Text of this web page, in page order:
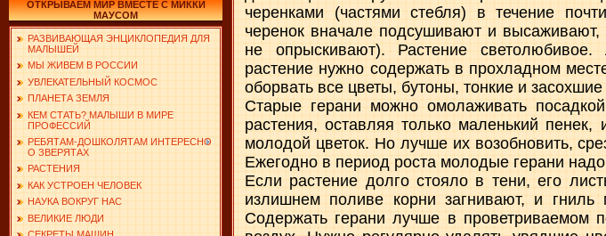
ОТКРЫВАЕМ МИР ВМЕСТЕ С МИККИ
МАУСОМ
РАЗВИВАЮЩАЯ ЭНЦИКЛОПЕДИЯ ДЛЯ
МАЛЫШЕЙ
МЫ ЖИВЕМ В РОССИИ
УВЛЕКАТЕЛЬНЫЙ КОСМОС
ПЛАНЕТА ЗЕМЛЯ
КЕМ СТАТЬ? МАЛЫШИ В МИРЕ
ПРОФЕССИЙ
РЕБЯТАМ-ДОШКОЛЯТАМ ИНТЕРЕСНО
О ЗВЕРЯТАХ
РАСТЕНИЯ
КАК УСТРОЕН ЧЕЛОВЕК
НАУКА ВОКРУГ НАС
ВЕЛИКИЕ ЛЮДИ
черенками (частями стебля) в течение
черенок вначале подсушивают и
не опрыскивают). Растение
растение нужно содержать в прохладном
оборвать все цветы, бутоны, тонкие и
Старые герани можно омолаживать
растения, оставляя только маленький пенек,
молодой цветок. Но лучше их возобновить,
Ежегодно в период роста молодые герани
Если растение долго стояло в тени, его
излишнем поливе корни загнивают, и
Содержать герани лучше в